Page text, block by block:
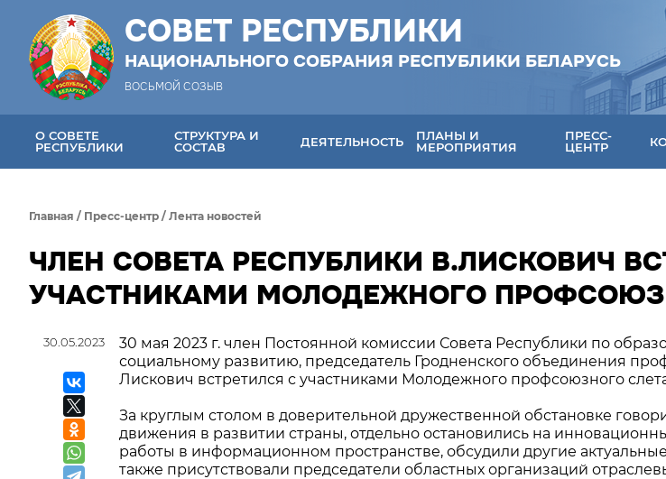
СОВЕТ РЕСПУБЛИКИ
НАЦИОНАЛЬНОГО СОБРАНИЯ РЕСПУБЛИКИ БЕЛАРУСЬ
ВОСЬМОЙ СОЗЫВ
О СОВЕТЕ
РЕСПУБЛИКИ
СТРУКТУРА И
СОСТАВ
ДЕЯТЕЛЬНОСТЬ
ПЛАНЫ И
МЕРОПРИЯТИЯ
ПРЕСС-
ЦЕНТР
Главная / Пресс-центр / Лента новостей
ЧЛЕН СОВЕТА РЕСПУБЛИКИ В.ЛИСКОВИЧ
УЧАСТНИКАМИ МОЛОДЕЖНОГО
30.05.2023
30 мая 2023 г. член Постоянной комиссии Совета Республики по
социальному развитию, председатель Гродненского объединения
Лискович встретился с участниками Молодежного профсоюзного
За круглым столом в доверительной дружественной обстановке
движения в развитии страны, отдельно остановились на
работы в информационном пространстве, обсудили другие
также присутствовали председатели областных организаций